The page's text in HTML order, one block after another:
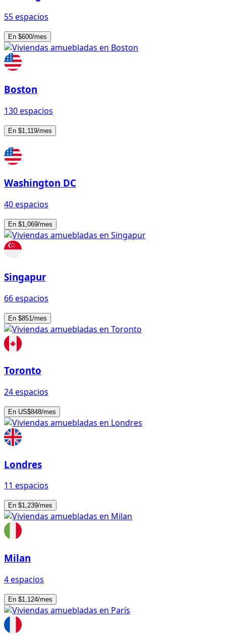
55 espacios
En $600/mes
Boston
130 espacios
En $1,119/mes
Washington DC
40 espacios
En $1,069/mes
Singapur
66 espacios
En $851/mes
Toronto
24 espacios
En US$848/mes
Londres
11 espacios
En $1,239/mes
Milan
4 espacios
En $1,124/mes